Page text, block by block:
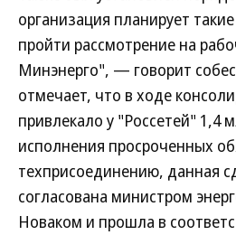
организация планирует
пройти рассмотрение на
Минэнерго", — говорит
отмечает, что в ходе
привлекало у "Россетей" 1,4
исполнения просроченных
техприсоединению, данная
согласована министром
Новаком и прошла в